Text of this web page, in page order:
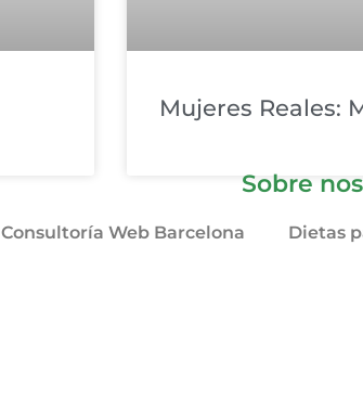
Mujeres Reales:
Sobre
Consultoría Web Barcelona Dietas